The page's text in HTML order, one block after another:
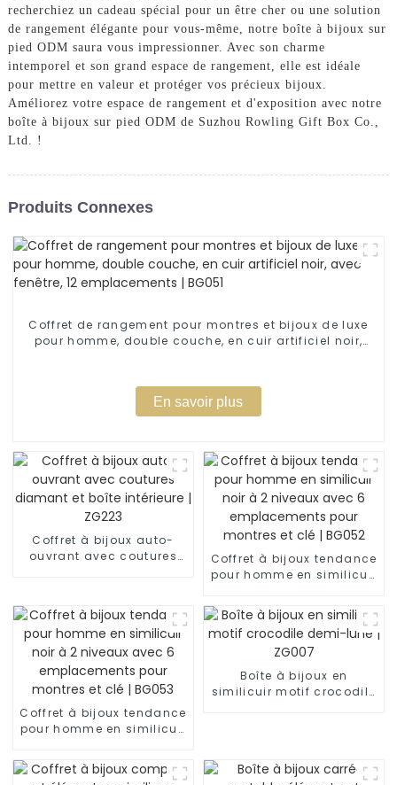
recherchiez un cadeau spécial pour un être cher ou une solution
de rangement élégante pour vous-même, notre boîte à bijoux sur
pied ODM saura vous impressionner. Avec son charme
intemporel et son grand espace de rangement, elle est idéale
pour mettre en valeur et protéger vos précieux bijoux.
Améliorez votre espace de rangement et d'exposition avec notre
boîte à bijoux sur pied ODM de Suzhou Rowling Gift Box Co.,
Ltd. !
Produits Connexes
Coffret de rangement pour montres et bijoux de luxe
pour homme, double couche, en cuir artificiel noir,
En savoir plus
Coffret à bijoux auto-
ouvrant avec coutures
Coffret à bijoux tendance
pour homme en similicuir
emplacements pour
montres et clé | BG052
Coffret à bijoux tendance
pour homme en similicuir
emplacements pour
montres et clé | BG053
Boîte à bijoux en
similicuir motif crocodile